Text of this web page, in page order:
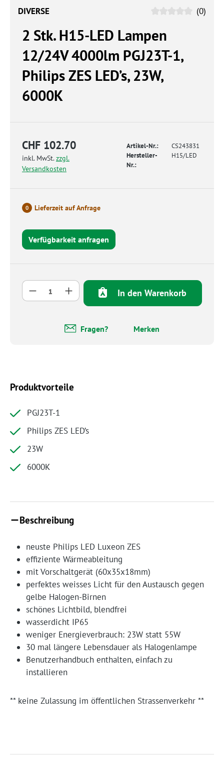
DIVERSE (0)
2 Stk. H15-LED Lampen
12/24V 4000lm PGJ23T-1,
Philips ZES LED’s, 23W,
6000K
CHF 102.70
inkl. MwSt.zzgl.
Versandkosten
Artikel-Nr.:
CS243831
Hersteller-
Nr.:
H15/LED
0 Lieferzeit auf Anfrage
Verfügbarkeit anfragen
Produkt Anzahl: Gib den gewünschten
In den Warenkorb
Fragen? Merken
Produktvorteile
PGJ23T-1
Philips ZES LED’s
23W
6000K
Beschreibung
neuste Philips LED Luxeon ZES
effiziente Wärmeableitung
mit Vorschaltgerät (60x35x18mm)
perfektes weisses Licht für den Austausch gegen
gelbe Halogen-Birnen
schönes Lichtbild, blendfrei
wasserdicht IP65
weniger Energieverbrauch: 23W statt 55W
30 mal längere Lebensdauer als Halogenlampe
Benutzerhandbuch enthalten, einfach zu
installieren
** keine Zulassung im öffentlichen Strassenverkehr **